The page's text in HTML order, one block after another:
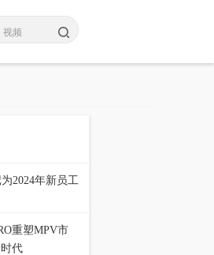
2024年新员工
重塑MPV市
代